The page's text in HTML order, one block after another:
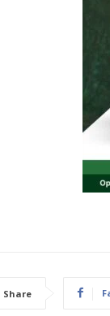
Share